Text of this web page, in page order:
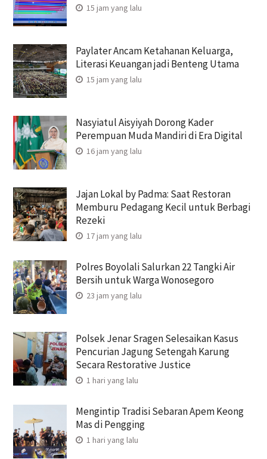
15 jam yang lalu
Paylater Ancam Ketahanan Keluarga,
Literasi Keuangan jadi Benteng Utama
15 jam yang lalu
Nasyiatul Aisyiyah Dorong Kader
Perempuan Muda Mandiri di Era Digital
16 jam yang lalu
Jajan Lokal by Padma: Saat Restoran
Memburu Pedagang Kecil untuk Berbagi
Rezeki
17 jam yang lalu
Polres Boyolali Salurkan 22 Tangki Air
Bersih untuk Warga Wonosegoro
23 jam yang lalu
Polsek Jenar Sragen Selesaikan Kasus
Pencurian Jagung Setengah Karung
Secara Restorative Justice
1 hari yang lalu
Mengintip Tradisi Sebaran Apem Keong
Mas di Pengging
1 hari yang lalu